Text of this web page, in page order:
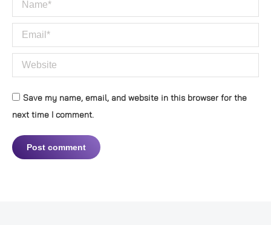
Email *
Website
Save my name, email, and website in this browser for the
next time I comment.
Post comment